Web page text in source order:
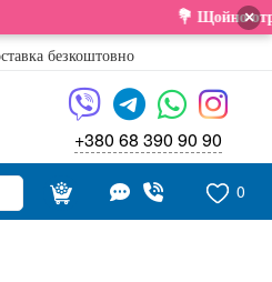
💐 Щойно ×
безкоштовно
+380 68 390 90 90
0